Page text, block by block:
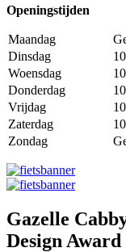
Openingstijden
Maandag
Dinsdag
Woensdag
Donderdag
Vrijdag
Zaterdag
Zondag
Gazelle
Design Award